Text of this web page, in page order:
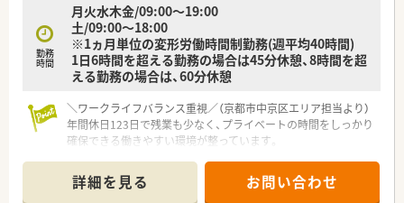
勤務
時間
月火水木金/09:00～19:00
土/09:00～18:00
※1ヵ月単位の変形労働時間制勤務(週平均40時間)
1日6時間を超える勤務の場合は45分休憩、8時間を超
える勤務の場合は、60分休憩
＼ワークライフバランス重視／（京都市中京区エリア担当より）
年間休日123日で残業も少なく、プライベートの時間をしっかり
確保できる働きやすい環境が整っています。
【店舗情報と応需状況について】
詳細を見る お問い合わせ